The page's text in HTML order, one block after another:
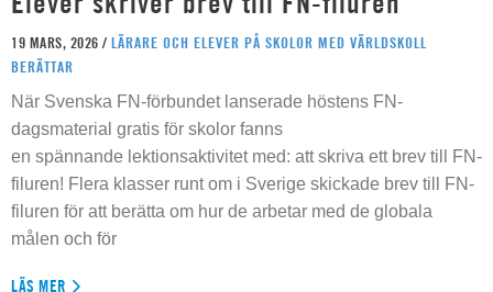
19 MARS, 2026 / LÄRARE OCH ELEVER PÅ SKOLOR MED VÄRLDSKOLL
BERÄTTAR
När Svenska FN-förbundet lanserade höstens FN-
dagsmaterial gratis för skolor fanns
en spännande lektionsaktivitet med: att skriva ett brev till FN-
filuren! Flera klasser runt om i Sverige skickade brev till FN-
filuren för att berätta om hur de arbetar med de globala
målen och för
LÄS MER